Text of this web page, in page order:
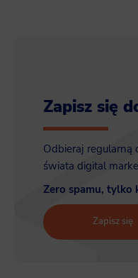
Zapisz się
Odbieraj regularną
świata digital
Zero spamu, tylko
Zapisz się